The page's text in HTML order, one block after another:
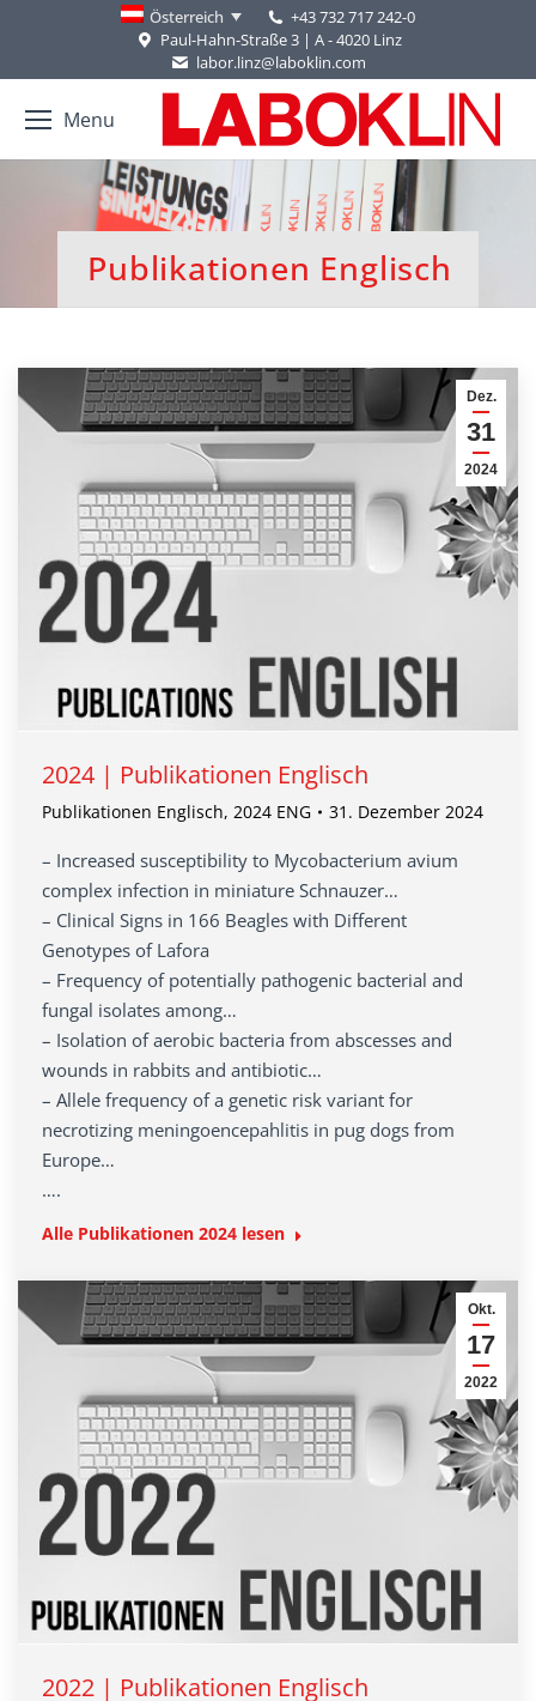
Österreich
+43 732 717 242-0
Paul-Hahn-Straße 3 | A - 4020 Linz
labor.linz@laboklin.com
Menu
Publikationen Englisch
You are here:
Dez.
31
2024
2024 | Publikationen Englisch
Publikationen Englisch, 2024 ENG 31. Dezember 2024
– Increased susceptibility to Mycobacterium avium
complex infection in miniature Schnauzer…
– Clinical Signs in 166 Beagles with Different
Genotypes of Lafora
– Frequency of potentially pathogenic bacterial and
fungal isolates among…
– Isolation of aerobic bacteria from abscesses and
wounds in rabbits and antibiotic…
– Allele frequency of a genetic risk variant for
necrotizing meningoencepahlitis in pug dogs from
Europe…
….
Alle Publikationen 2024 lesen
Okt.
17
2022
2022 | Publikationen Englisch